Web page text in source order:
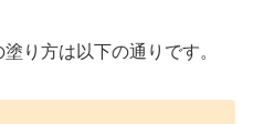
り方は以下の通りです。